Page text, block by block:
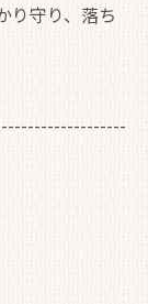
守り、落ち